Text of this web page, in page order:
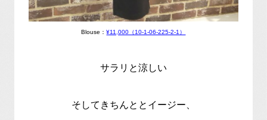
Blouse：¥11,000（10-1-06-225-2-1）
サラリと涼しい
そしてきちんととイージー、